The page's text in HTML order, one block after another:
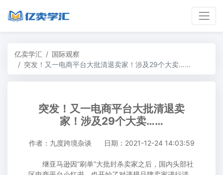
亿卖学汇
国际观察
突发！又一电商平台大批清退卖家！涉及29个大卖……
突发！又一电商平台大批清退卖
家！涉及29个大卖……
作者：九度跨境杂谈 日期：2021-12-24 14:03:59
继亚马逊因“刷单”大批封杀卖家之后，国内头部社